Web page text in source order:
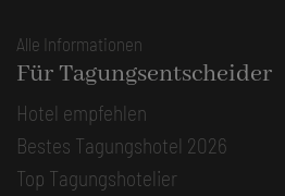
Alle Informationen
Für Tagungsentscheider
Hotel empfehlen
Bestes Tagungshotel 2026
Top Tagungshotelier